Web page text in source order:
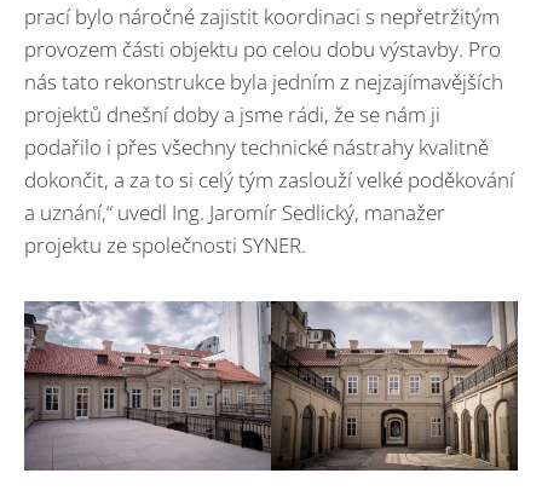
prací bylo náročné zajistit koordinaci s nepřetržitým
provozem části objektu po celou dobu výstavby. Pro
nás tato rekonstrukce byla jedním z nejzajímavějších
projektů dnešní doby a jsme rádi, že se nám ji
podařilo i přes všechny technické nástrahy kvalitně
dokončit, a za to si celý tým zaslouží velké poděkování
a uznání,“ uvedl Ing. Jaromír Sedlický, manažer
projektu ze společnosti SYNER.